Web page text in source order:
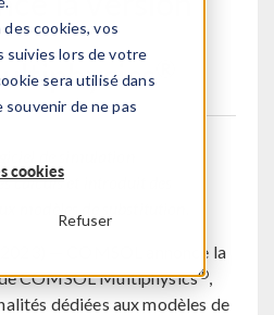
cookies, vos
suivies lors de votre
sera utilisé dans
de ne pas
cookies
Refuser
calculs et introduit des
modèles de substitution.
— COMSOL annonce la
COMSOL Multiphysics®,
dédiées aux modèles de